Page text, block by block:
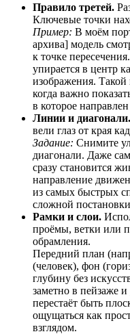
Правило третей.
Ключевые точки
Пример: В моём
архива] модель
к точке
упирается в центр
изображения. Такой
когда важно
в которое направлен
Линии и диагонали.
вели глаз от края
Задание: Снимите
диагонали. Даже
сразу становится
направление
из самых быстрых
сложной
Рамки и слои.
проёмы, ветки или
обрамления.
Передний план
(человек), фон
глубину без
заметно в пейзаже
перестаёт быть
ощущаться как
взглядом.